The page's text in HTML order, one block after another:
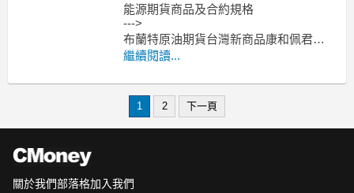
能源期貨商品及合約規格
--->
布蘭特原油期貨台灣新商品康和佩君介
紹
原油期貨、輕原油CL、小輕原油QM保
證金多少??輕原油期貨手續費??輕原油
交易時間??
--------------------------------------------
繼續閱讀...
1 2 下一頁
關於我們部落格加入我們